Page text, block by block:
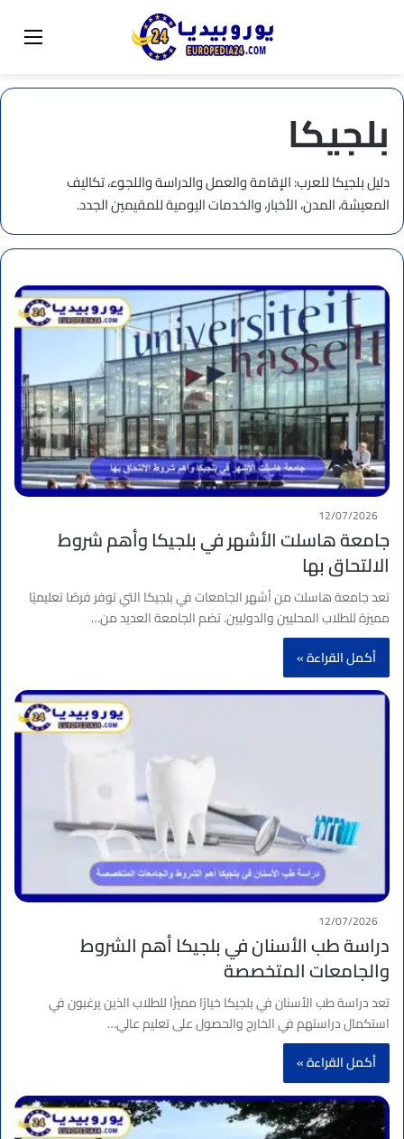
تبديل المظهر
بلجيكا
دليل بلجيكا للعرب: الإقامة والعمل والدراسة واللجوء، تكاليف
المعيشة، المدن، الأخبار، والخدمات اليومية للمقيمين الجدد.
12/07/2026
جامعة هاسلت الأشهر في بلجيكا وأهم شروط
الالتحاق بها
تعد جامعة هاسلت من أشهر الجامعات في بلجيكا التي توفر فرصًا تعليميًا
مميزة للطلاب المحليين والدوليين. تضم الجامعة العديد من…
أكمل القراءة »
12/07/2026
دراسة طب الأسنان في بلجيكا أهم الشروط
والجامعات المتخصصة
تعد دراسة طب الأسنان في بلجيكا خيارًا مميزًا للطلاب الذين يرغبون في
استكمال دراستهم في الخارج والحصول على تعليم عالي…
أكمل القراءة »